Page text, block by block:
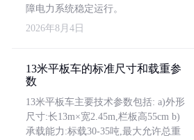
障电力系统稳定运行。
2026年8月4日
13米平板车的标准尺寸和载重参
数
13米平板车主要技术参数包括: a)外形
尺寸:长13m×宽2.45m,栏板高55cm b)
承载能力:标载30-35吨,最大允许总重